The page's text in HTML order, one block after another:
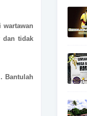
dan tidak
Bantulah